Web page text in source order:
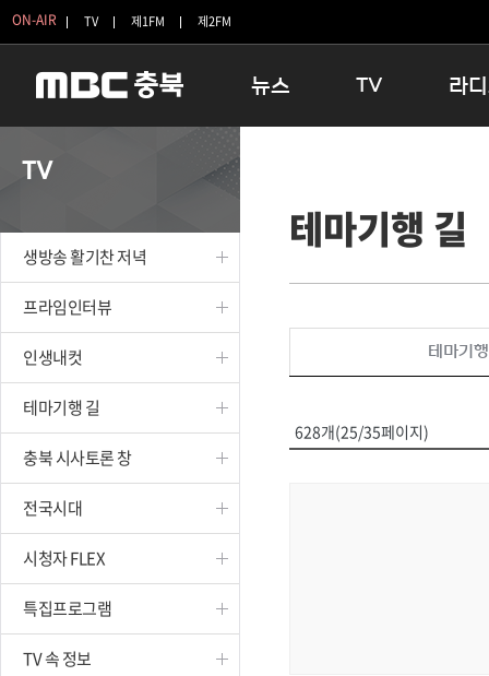
ON-AIR TV 제1FM 제2FM
뉴스
보은
옥천
TV
인생내컷
테마기행 길
시청자 FLEX
라
16:00
우리 고
TV
생방송 활기찬 저녁
프라임인터뷰
인생내컷
테마기행 길
충북 시사토론 창
전국시대
시청자 FLEX
특집프로그램
TV 속 정보
테마기행 길
테마기
628개(25/35페이지)